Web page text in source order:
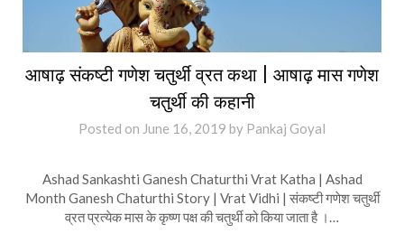
आषाढ़ संकष्टी गणेश चतुर्थी व्रत कथा | आषाढ़ मास गणेश
चतुर्थी की कहानी
Posted on June 16, 2019 by Pankaj Goyal
Ashad Sankashti Ganesh Chaturthi Vrat Katha | Ashad
Month Ganesh Chaturthi Story | Vrat Vidhi | संकष्टी गणेश चतुर्थी
व्रत प्रत्येक मास के कृष्ण पक्ष की चतुर्थी को किया जाता है ।…